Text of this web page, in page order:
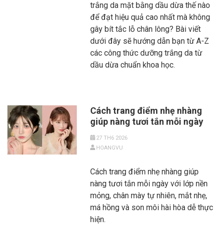
trắng da mặt bằng dầu dừa thế nào
để đạt hiệu quả cao nhất mà không
gây bít tắc lỗ chân lông? Bài viết
dưới đây sẽ hướng dẫn bạn từ A-Z
các công thức dưỡng trắng da từ
dầu dừa chuẩn khoa học.
Cách trang điểm nhẹ nhàng
giúp nàng tươi tắn mỗi ngày
27 TH6 2026
HOANGVU
Cách trang điểm nhẹ nhàng giúp
nàng tươi tắn mỗi ngày với lớp nền
mỏng, chân mày tự nhiên, mắt nhẹ,
má hồng và son môi hài hòa dễ thực
hiện.